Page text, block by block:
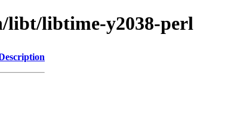
libt/libtime-y2038-perl